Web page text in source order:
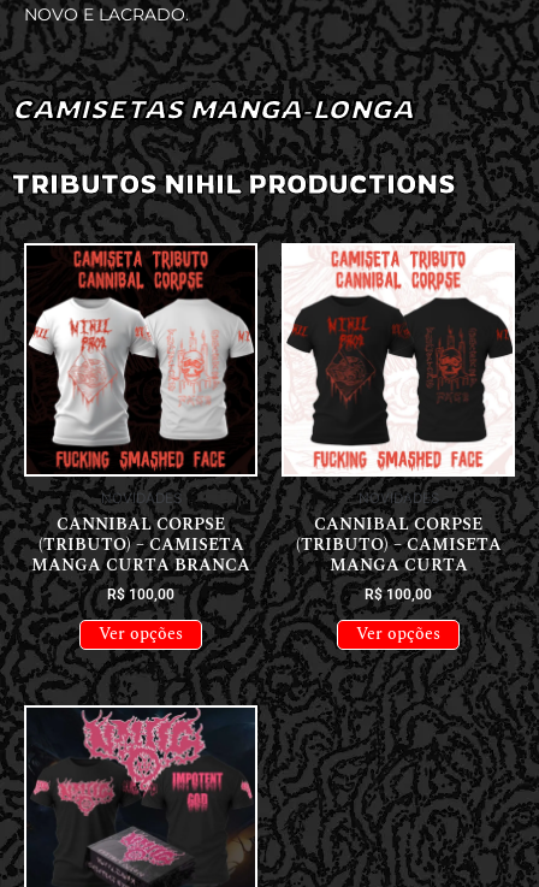
NOVO E LACRADO.
CAMISETAS MANGA-LONGA
TRIBUTOS NIHIL PRODUCTIONS
NOVIDADES
CANNIBAL CORPSE
(TRIBUTO) – CAMISETA
MANGA CURTA BRANCA
R$100,00
Ver opções
NOVIDADES
CANNIBAL CORPSE
(TRIBUTO) – CAMISETA
MANGA CURTA
R$100,00
Ver opções